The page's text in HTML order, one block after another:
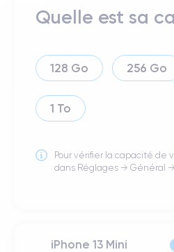
Quelle est sa
128 Go 256 Go
1 To
Pour vérifier la capacité de
dans Réglages → Général
iPhone 13 Mini